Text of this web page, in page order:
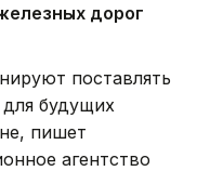
дорог
поставлять
будущих
пишет
агентство